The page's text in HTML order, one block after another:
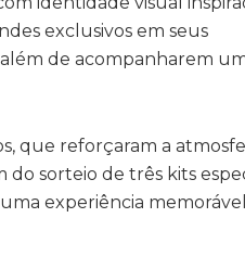
exclusivos em seus
de acompanharem
que reforçaram a
sorteio de três kits
experiência